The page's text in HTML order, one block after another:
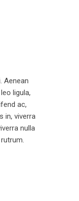
Aenean
ligula,
ac,
in, viverra
nulla